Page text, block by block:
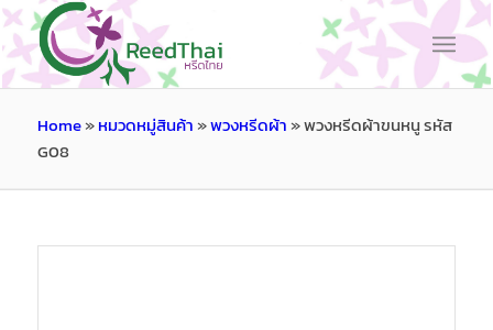
Home»หมวดหมู่สินค้า»พวงหรีดผ้า»พวงหรีดผ้าขนหนู รหัส
G08